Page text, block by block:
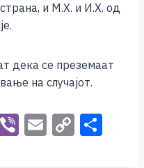
и М.Х. и И.Х. од
дека се преземаат
на случајот.
Vi E C